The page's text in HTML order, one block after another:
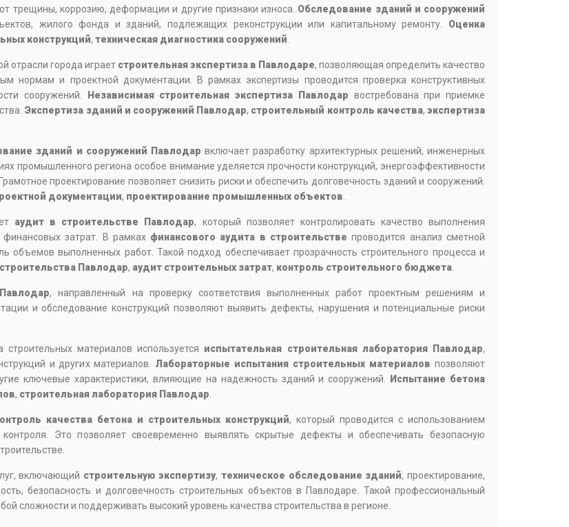
трещины, коррозию, деформации и другие признаки износа. Обследование зданий и сооружений
жилого фонда и зданий, подлежащих реконструкции или капитальному ремонту. Оценка
конструкций, техническая диагностика сооружений
отрасли города играет строительная экспертиза в Павлодаре, позволяющая определить качество
нормам и проектной документации. В рамках экспертизы проводится проверка конструктивных
сооружений.
Независимая строительная экспертиза Павлодар востребована при приемке
Экспертиза зданий и сооружений Павлодар, строительный контроль качества,экспертиза
зданий и сооружений Павлодар включает разработку архитектурных решений, инженерных
промышленного региона особое внимание уделяется прочности конструкций, энергоэффективности
проектирование позволяет снизить риски и обеспечить долговечность зданий и сооружений.
документации, проектирование промышленных объектов
аудит в строительстве Павлодар, который позволяет контролировать качество выполнения
финансовых затрат. В рамках финансового аудита в строительстве проводится анализ сметной
объемов выполненных работ. Такой подход обеспечивает прозрачность строительного процесса и
Павлодар, аудит строительных затрат, контроль строительного бюджета
, направленный на проверку соответствия выполненных работ проектным решениям и
и обследование конструкций позволяют выявить дефекты, нарушения и потенциальные риски
материалов используется испытательная строительная лаборатория Павлодар,
и других материалов. Лабораторные испытания строительных материалов позволяют
ключевые характеристики, влияющие на надежность зданий и сооружений.
Испытание бетона
, строительная лаборатория Павлодар
качества бетона и строительных конструкций, который проводится с использованием
Это позволяет своевременно выявлять скрытые дефекты и обеспечивать безопасную
включающий строительную экспертизу,техническое обследование зданий, проектирование,
безопасность и долговечность строительных объектов в Павлодаре. Такой профессиональный
сложности и поддерживать высокий уровень качества строительства в регионе.